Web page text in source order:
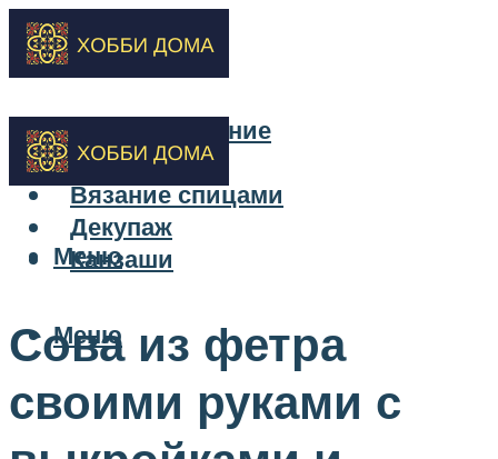
Бисероплетение
Вышивка
Вязание спицами
Декупаж
Канзаши
Меню
Меню
Сова из фетра
своими руками с